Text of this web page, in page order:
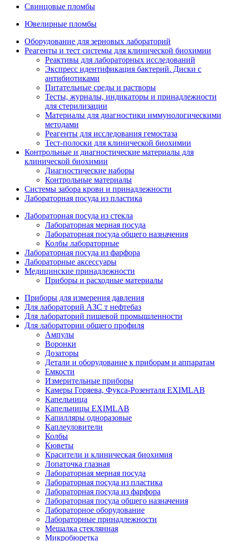
Свинцовые пломбы
Ювелирные пломбы
Оборудование для зерновых лабораторий
Реагенты и тест системы для клинической биохимии
Реактивы для лабораторных исследований
Экспресс идентификация бактерий. Диски с
антибиотиками
Питательные среды и растворы
Тесты, журналы, индикаторы и принадлежности
для стерилизации
Материалы для диагностики иммунологическими
методами
Реагенты для исследования гемостаза
Тест-полоски для клинической биохимии
Контрольные и диагностические материалы для
клинической биохимии
Диагностические наборы
Контрольные материалы
Системы забора крови и принадлежности
Лабораторная посуда из пластика
Лабораторная посуда из стекла
Лабораторная мерная посуда
Лабораторная посуда общего назначения
Колбы лабораторные
Лабораторная посуда из фарфора
Лабораторные аксессуары
Медицинские принадлежности
Приборы и расходные материалы
Приборы для измерения давления
Для лабораторий АЗС т нефтебаз
Для лабораторий пищевой промышленности
Для лаборатории общего профиля
Ампулы
Воронки
Дозаторы
Детали и оборудование к приборам и аппаратам
Емкости
Измерительные приборы
Камеры Горяева, Фукса-Розенталя EXIMLAB
Капельница
Капельницы EXIMLAB
Капилляры одноразовые
Каплеуловители
Колбы
Кюветы
Красители и клиническая биохимия
Лопаточка глазная
Лабораторная мерная посуда
Лабораторная посуда из пластика
Лабораторная посуда из фарфора
Лабораторная посуда общего назначения
Лабораторное оборудование
Лабораторные принадлежности
Мешалка стеклянная
Микробюретка